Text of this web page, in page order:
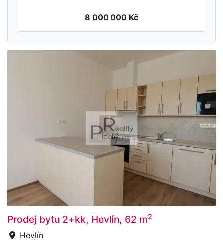
8 000 000 Kč
Prodej bytu 2+kk, Hevlín, 62 m2
Hevlín